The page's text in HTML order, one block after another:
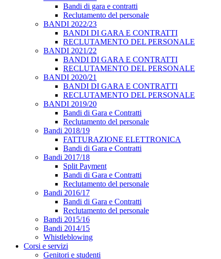
Bandi di gara e contratti
Reclutamento del personale
BANDI 2022/23
BANDI DI GARA E CONTRATTI
RECLUTAMENTO DEL PERSONALE
BANDI 2021/22
BANDI DI GARA E CONTRATTI
RECLUTAMENTO DEL PERSONALE
BANDI 2020/21
BANDI DI GARA E CONTRATTI
RECLUTAMENTO DEL PERSONALE
BANDI 2019/20
Bandi di Gara e Contratti
Reclutamento del personale
Bandi 2018/19
FATTURAZIONE ELETTRONICA
Bandi di Gara e Contratti
Bandi 2017/18
Split Payment
Bandi di Gara e Contratti
Reclutamento del personale
Bandi 2016/17
Bandi di Gara e Contratti
Reclutamento del personale
Bandi 2015/16
Bandi 2014/15
Whistleblowing
Corsi e servizi
Genitori e studenti